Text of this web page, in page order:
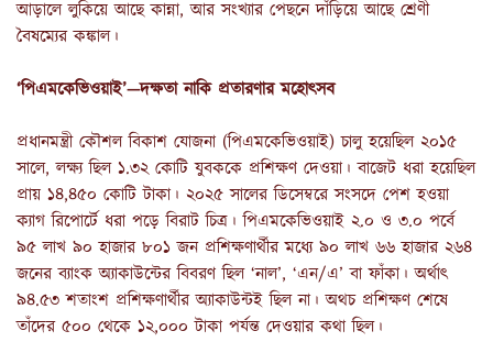
আড়ালে লুকিয়ে আছে কান্না, আর সংখ্যার পেছনে দাঁড়িয়ে আছে শ্রেণী
বৈষম্যের কঙ্কাল।
‘পিএমকেভিওয়াই’—দক্ষতা নাকি প্রতারণার মহোৎসব
প্রধানমন্ত্রী কৌশল বিকাশ যোজনা (পিএমকেভিওয়াই) চালু হয়েছিল ২০১৫
সালে, লক্ষ্য ছিল ১.৩২ কোটি যুবককে প্রশিক্ষণ দেওয়া। বাজেট ধরা হয়েছিল
প্রায় ১৪,৪৫০ কোটি টাকা। ২০২৫ সালের ডিসেম্বরে সংসদে পেশ হওয়া
ক্যাগ রিপোর্টে ধরা পড়ে বিরাট চিত্র। পিএমকেভিওয়াই ২.০ ও ৩.০ পর্বে
৯৫ লাখ ৯০ হাজার ৮০১ জন প্রশিক্ষণার্থীর মধ্যে ৯০ লাখ ৬৬ হাজার ২৬৪
জনের ব্যাংক অ্যাকাউন্টের বিবরণ ছিল ‘নাল’, ‘এন/এ’ বা ফাঁকা। অর্থাৎ
৯৪.৫৩ শতাংশ প্রশিক্ষণার্থীর অ্যাকাউন্টই ছিল না। অথচ প্রশিক্ষণ শেষে
তাঁদের ৫০০ থেকে ১২,০০০ টাকা পর্যন্ত দেওয়ার কথা ছিল।